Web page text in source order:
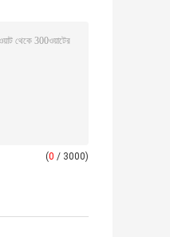
(0 / 3000)